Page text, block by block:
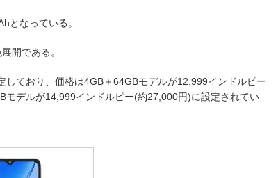
となっている。
開である。
しており、価格は4GB＋64GBモデルが12,999インドルピー
モデルが14,999インドルピー(約27,000円)に設定されてい